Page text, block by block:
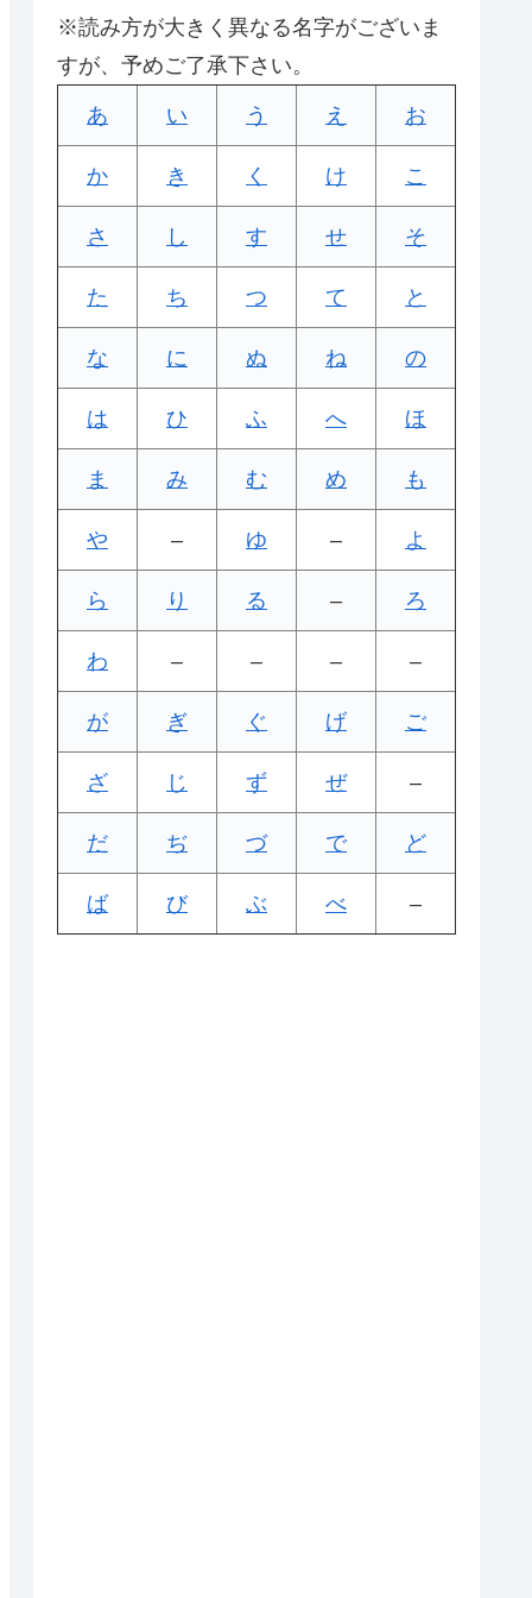
※読み方が大きく異なる名字がございま
すが、予めご了承下さい。
あ い う え お
か き く け こ
さ し す せ そ
た ち つ て と
な に ぬ ね の
は ひ ふ へ ほ
ま み む め も
や – ゆ – よ
ら り る – ろ
わ – – – –
が ぎ ぐ げ ご
ざ じ ず ぜ –
だ ぢ づ で ど
ば び ぶ べ –